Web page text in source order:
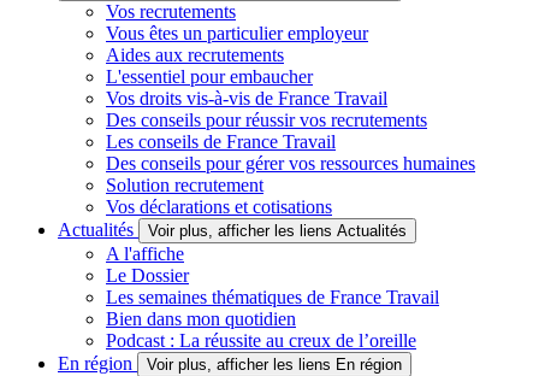
Vos recrutements
Vous êtes un particulier employeur
Aides aux recrutements
L'essentiel pour embaucher
Vos droits vis-à-vis de France Travail
Des conseils pour réussir vos recrutements
Les conseils de France Travail
Des conseils pour gérer vos ressources humaines
Solution recrutement
Vos déclarations et cotisations
Actualités
Voir plus, afficher les liens Actualités
A l'affiche
Le Dossier
Les semaines thématiques de France Travail
Bien dans mon quotidien
Podcast : La réussite au creux de l’oreille
En région
Voir plus, afficher les liens En région